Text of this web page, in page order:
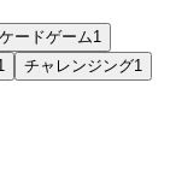
ードゲーム1
チャレンジング1